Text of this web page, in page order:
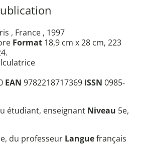
, France , 1997
Format 18,9 cm x 28 cm, 223
EAN 9782218717369 ISSN 0985-
étudiant, enseignant Niveau 5e,
du professeur Languefrançais